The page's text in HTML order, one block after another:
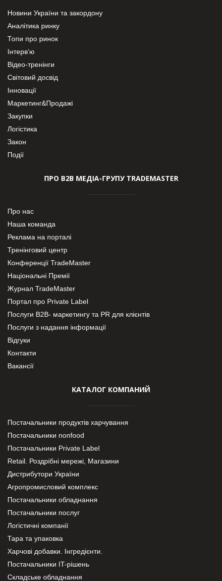
Новини України та закордону
Аналітика ринку
Топи про ринок
Інтерв’ю
Відео-тренінги
Світовий досвід
Інновації
Маркетинг&Продажі
Закупки
Логістика
Закон
Події
ПРО В2В МЕДІА-ГРУПУ TRADEMASTER
Про нас
Наша команда
Реклама на порталі
Тренінговий центр
Конференції TradeMaster
Національні Премії
Журнал TradeMaster
Портал про Private Label
Послуги В2В- маркетингу та PR для клієнтів
Послуги з надання інформації
Відгуки
Контакти
Вакансії
КАТАЛОГ КОМПАНИЙ
Постачальники продуктів харчування
Постачальники nonfood
Постачальники Private Label
Retail. Роздрібні мережі, Магазини
Дистрибутори України
Агропромисловий комплекс
Постачальники обладнання
Постачальники послуг
Логістичні компанії
Тара та упаковка
Харчові добавки. Інгредієнти.
Постачальники IT-рішень
Складське обладнання